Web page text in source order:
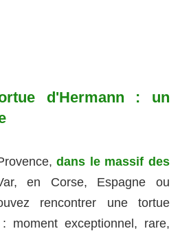
d'Hermann : un
dans le massif des
en Corse, Espagne ou
rencontrer une tortue
moment exceptionnel, rare,